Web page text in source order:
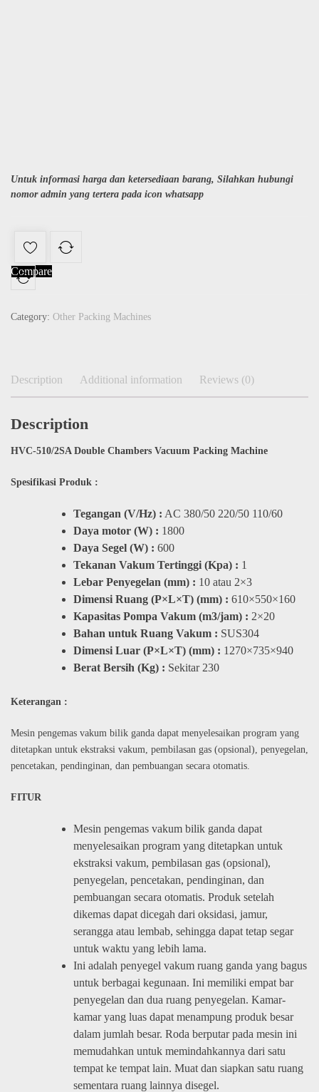
Untuk informasi harga dan ketersediaan barang, Silahkan hubungi
nomor admin yang tertera pada icon whatsapp
Compare
Category: Other Packing Machines
Description Additional information Reviews (0)
Description
HVC-510/2SA Double Chambers Vacuum Packing Machine​
Spesifikasi Produk :
Tegangan (V/Hz) : AC 380/50 220/50 110/60
Daya motor (W) : 1800
Daya Segel (W) : 600
Tekanan Vakum Tertinggi (Kpa) : 1
Lebar Penyegelan (mm) : 10 atau 2×3
Dimensi Ruang (P×L×T) (mm) : 610×550×160
Kapasitas Pompa Vakum (m3/jam) : 2×20
Bahan untuk Ruang Vakum : SUS304
Dimensi Luar (P×L×T) (mm) : 1270×735×940
Berat Bersih (Kg) : Sekitar 230
Keterangan :
Mesin pengemas vakum bilik ganda dapat menyelesaikan program yang
ditetapkan untuk ekstraksi vakum, pembilasan gas (opsional), penyegelan,
pencetakan, pendinginan, dan pembuangan secara otomatis.
FITUR
Mesin pengemas vakum bilik ganda dapat
menyelesaikan program yang ditetapkan untuk
ekstraksi vakum, pembilasan gas (opsional),
penyegelan, pencetakan, pendinginan, dan
pembuangan secara otomatis. Produk setelah
dikemas dapat dicegah dari oksidasi, jamur,
serangga atau lembab, sehingga dapat tetap segar
untuk waktu yang lebih lama.
Ini adalah penyegel vakum ruang ganda yang bagus
untuk berbagai kegunaan. Ini memiliki empat bar
penyegelan dan dua ruang penyegelan. Kamar-
kamar yang luas dapat menampung produk besar
dalam jumlah besar. Roda berputar pada mesin ini
memudahkan untuk memindahkannya dari satu
tempat ke tempat lain. Muat dan siapkan satu ruang
sementara ruang lainnya disegel.